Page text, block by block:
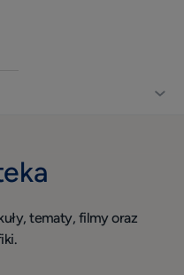
tematy, filmy oraz